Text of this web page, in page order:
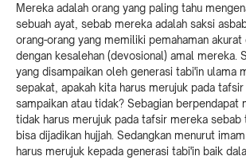
Mereka adalah orang yang paling tahu
sebuah ayat, sebab mereka adalah saksi
orang-orang yang memiliki pemahaman akurat
dengan kesalehan (devosional) amal mereka.
yang disampaikan oleh generasi tabi'in ulama
sepakat, apakah kita harus merujuk pada
sampaikan atau tidak? Sebagian berpendapat
tidak harus merujuk pada tafsir mereka
bisa dijadikan hujjah. Sedangkan menurut
harus merujuk kepada generasi tabi'in baik